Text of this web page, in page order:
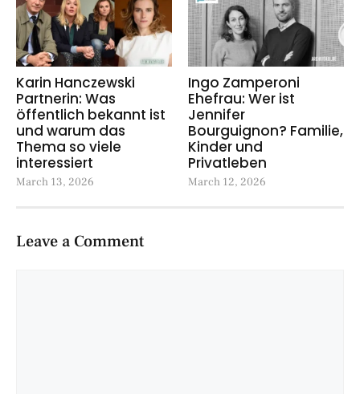
Karin Hanczewski
Partnerin: Was
öffentlich bekannt ist
und warum das
Thema so viele
interessiert
March 13, 2026
Ingo Zamperoni
Ehefrau: Wer ist
Jennifer
Bourguignon? Familie,
Kinder und
Privatleben
March 12, 2026
Leave a Comment